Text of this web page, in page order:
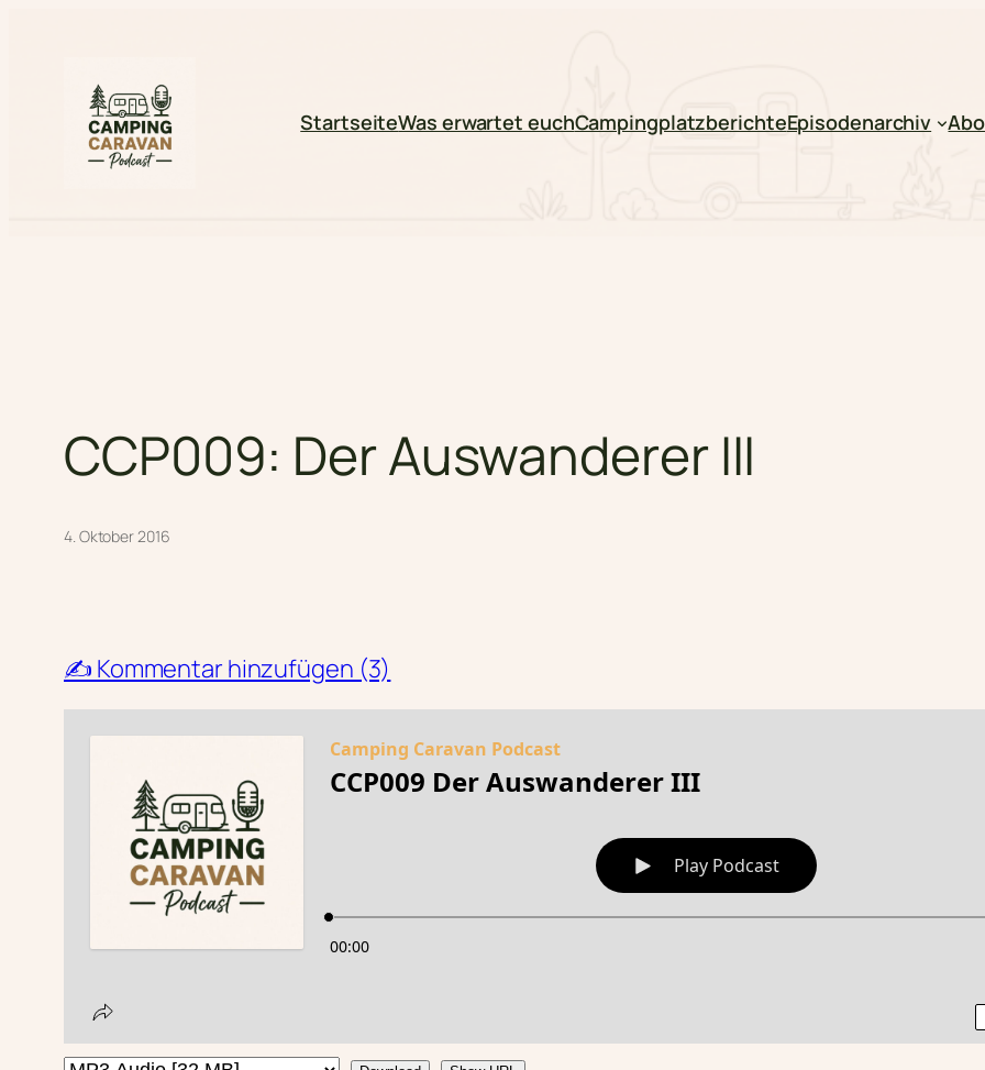
springen
StartseiteWas erwartet euchCampingplatzberichteEpisodenarchiv
CCP009: Der Auswanderer III
4. Oktober 2016
✍️ Kommentar hinzufügen (3)